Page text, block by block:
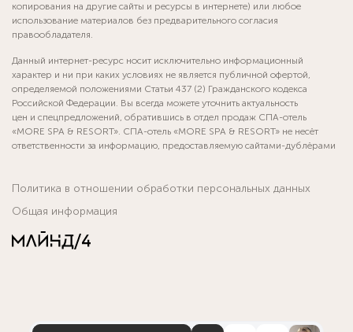
копирования на другие сайты и ресурсы в интернете) или любое
использование материалов без предварительного согласия
правообладателя.
Данный интернет-ресурс носит исключительно информационный
характер и ни при каких условиях не является публичной офертой,
определяемой положениями Статьи 437 (2) Гражданского кодекса
Российской Федерации. Вы всегда можете уточнить актуальность
цен и спецпредложений, обратившись в отдел продаж СПА-отель
«MORE SPA & RESORT». СПА-отель «MORE SPA & RESORT» не несёт
ответственности за информацию, предоставляемую сайтами-дублёрами
Политика в отношении обработки персональных данных
Общая информация